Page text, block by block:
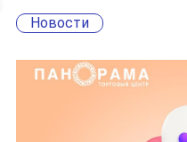
Новости